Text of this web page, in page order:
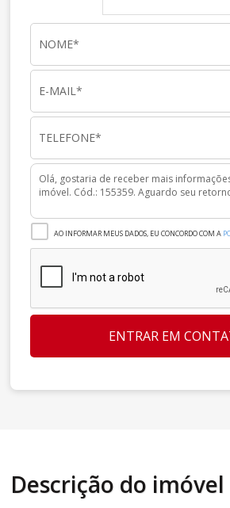
AO INFORMAR MEUS DADOS, EU CONCORDO COM A
ENTRAR EM
Descrição do imóvel